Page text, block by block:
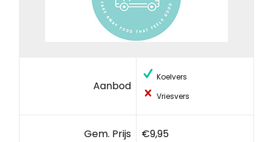
Aanbod
Koelvers
Vriesvers
Gem. Prijs €9,95